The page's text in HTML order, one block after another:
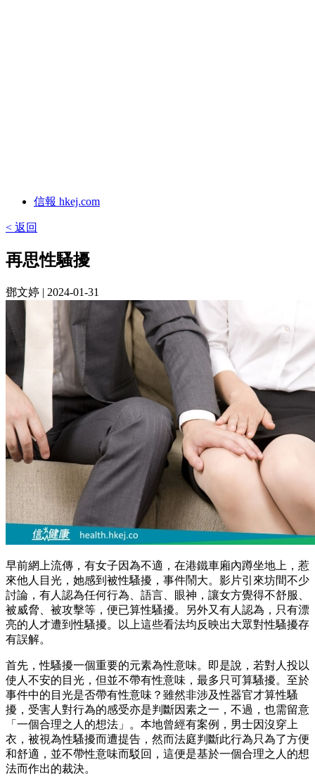
信報 hkej.com
< 返回
再思性騷擾
鄧文婷 | 2024-01-31
早前網上流傳，有女子因為不適，在港鐵車廂內蹲坐地上，惹
來他人目光，她感到被性騷擾，事件鬧大。影片引來坊間不少
討論，有人認為任何行為、語言、眼神，讓女方覺得不舒服、
被威脅、被攻擊等，便已算性騷擾。另外又有人認為，只有漂
亮的人才遭到性騷擾。以上這些看法均反映出大眾對性騷擾存
有誤解。
首先，性騷擾一個重要的元素為性意味。即是說，若對人投以
使人不安的目光，但並不帶有性意味，最多只可算騷擾。至於
事件中的目光是否帶有性意味？雖然非涉及性器官才算性騷
擾，受害人對行為的感受亦是判斷因素之一，不過，也需留意
「一個合理之人的想法」。本地曾經有案例，男士因沒穿上
衣，被視為性騷擾而遭提告，然而法庭判斷此行為只為了方便
和舒適，並不帶性意味而駁回，這便是基於一個合理之人的想
法而作出的裁決。